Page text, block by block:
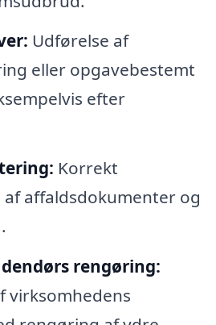
Udførelse af
eller opgavebestemt
efter
Korrekt
affaldsdokumenter og
rengøring:
virksomhedens